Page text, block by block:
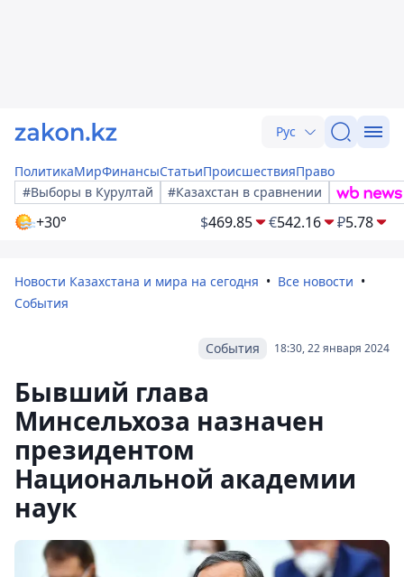
Рус
ПолитикаМирФинансыСтатьиПроисшествияПраво
#Выборы в Курултай
#Казахстан в сравнении
+30° $469.85 €542.16 ₽5.78
Новости Казахстана и мира на сегодня
Все новости
События
18:30, 22 января 2024
События
Бывший глава
Минсельхоза назначен
президентом
Национальной академии
наук